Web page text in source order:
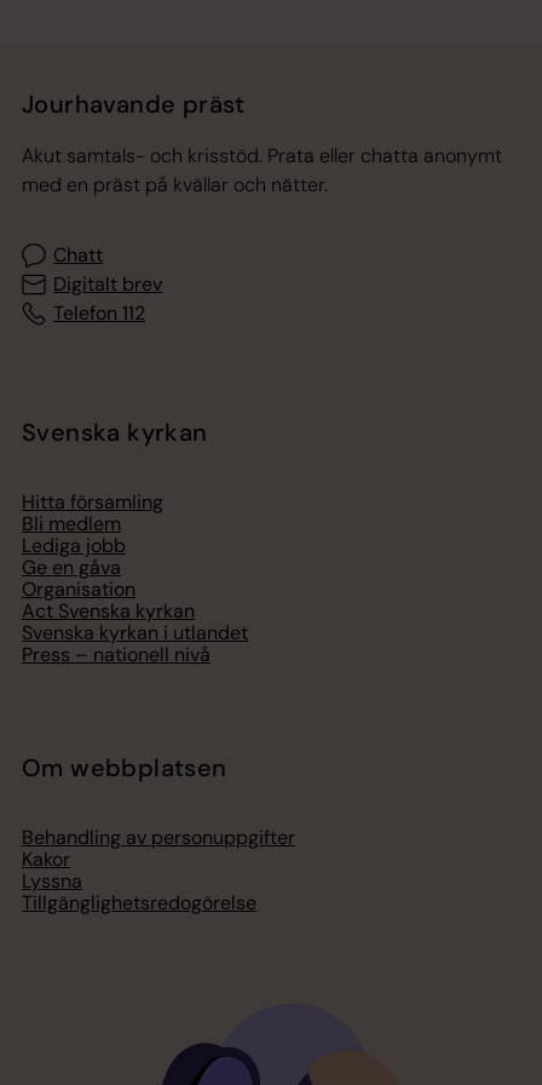
Jourhavande präst
Akut samtals- och krisstöd. Prata eller chatta anonymt
med en präst på kvällar och nätter.
Chatt
Digitalt brev
Telefon 112
Svenska kyrkan
Hitta församling
Bli medlem
Lediga jobb
Ge en gåva
Organisation
Act Svenska kyrkan
Svenska kyrkan i utlandet
Press – nationell nivå
Om webbplatsen
Behandling av personuppgifter
Kakor
Lyssna
Tillgänglighetsredogörelse